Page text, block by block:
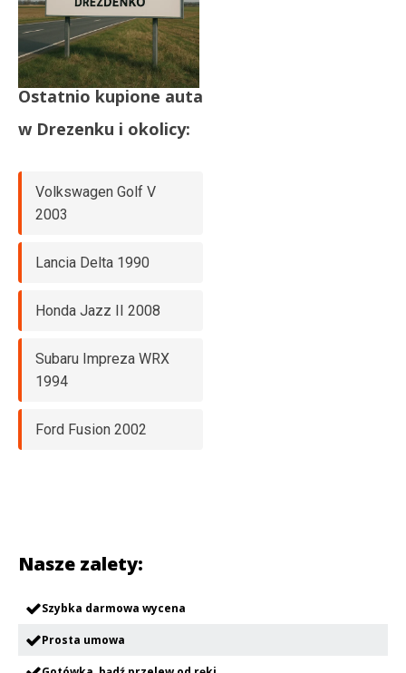
Ostatnio kupione auta
w Drezenku i okolicy:
Volkswagen Golf V
2003
Lancia Delta 1990
Honda Jazz II 2008
Subaru Impreza WRX
1994
Ford Fusion 2002
Nasze zalety:
Szybka darmowa wycena
Prosta umowa